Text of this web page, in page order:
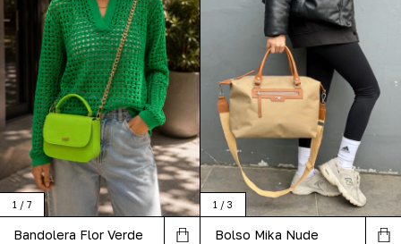
1/ 7
Bandolera Flor Verde
1 / 3
Bolso Mika Nude